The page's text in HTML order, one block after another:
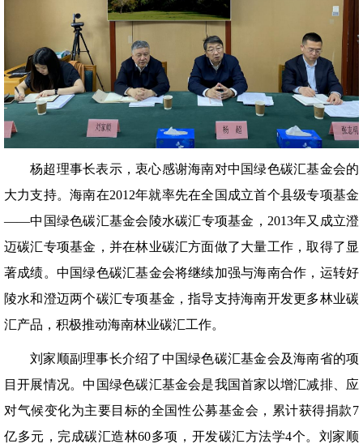
杨超理事长表示，衷心感谢海南对中国绿色碳汇基金会的
大力支持。海南在2012年就率先在全国成立首个县级专项基金
——中国绿色碳汇基金会陵水碳汇专项基金，2013年又成立澄
迈碳汇专项基金，并在林业碳汇方面做了大量工作，取得了显
著成绩。中国绿色碳汇基金会将继续加强与海南合作，运转好
陵水和澄迈两个碳汇专项基金，指导支持海南开发更多林业碳
汇产品，积极推动海南林业碳汇工作。
刘家顺副理事长介绍了中国绿色碳汇基金会及海南省的项
目开展情况。中国绿色碳汇基金会是我国首家以增汇减排、应
对气候变化为主要目标的全国性公募基金会，累计获得捐款7
亿多元，完成碳汇造林60多项，开发碳汇方法学4个。刘家顺